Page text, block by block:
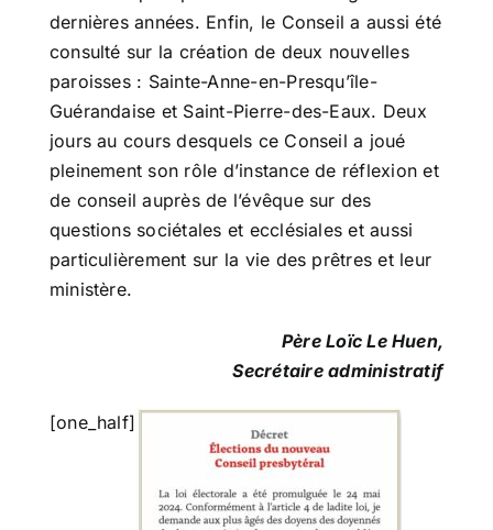
dernières années. Enfin, le Conseil a aussi été
consulté sur la création de deux nouvelles
paroisses : Sainte-Anne-en-Presqu’île-
Guérandaise et Saint-Pierre-des-Eaux. Deux
jours au cours desquels ce Conseil a joué
pleinement son rôle d’instance de réflexion et
de conseil auprès de l’évêque sur des
questions sociétales et ecclésiales et aussi
particulièrement sur la vie des prêtres et leur
ministère.
Père Loïc Le Huen,
Secrétaire administratif
[one_half]